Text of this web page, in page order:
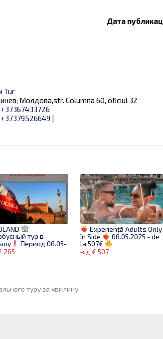
Дата
Tur
Молдова,str. Columna 60, oficiul 32
+37367433726
+37379526649 |
тур в
Период 06.05-
265 € / чел.
265
Experiență Adults Only
în Side
06.05.2025 - de
la 507€
від € 507
туру за хвилину.